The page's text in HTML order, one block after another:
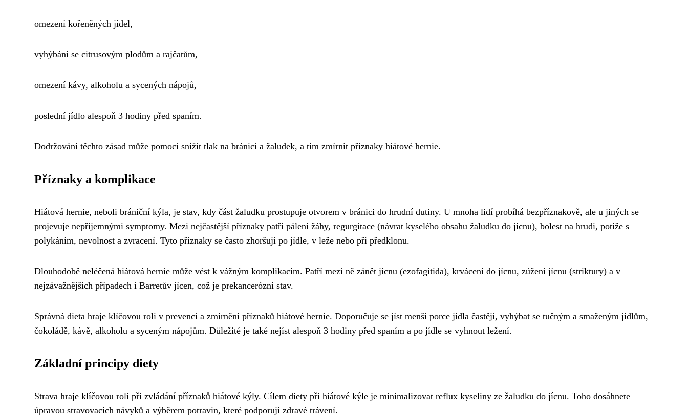
omezení kořeněných jídel,
vyhýbání se citrusovým plodům a rajčatům,
omezení kávy, alkoholu a sycených nápojů,
poslední jídlo alespoň 3 hodiny před spaním.
Dodržování těchto zásad může pomoci snížit tlak na bránici a žaludek, a tím zmírnit příznaky hiátové hernie.
Příznaky a komplikace
Hiátová hernie, neboli brániční kýla, je stav, kdy část žaludku prostupuje otvorem v bránici do hrudní dutiny. U mnoha lidí probíhá bezpříznakově, ale u jiných se
projevuje nepříjemnými symptomy. Mezi nejčastější příznaky patří pálení žáhy, regurgitace (návrat kyselého obsahu žaludku do jícnu), bolest na hrudi, potíže s
polykáním, nevolnost a zvracení. Tyto příznaky se často zhoršují po jídle, v leže nebo při předklonu.
Dlouhodobě neléčená hiátová hernie může vést k vážným komplikacím. Patří mezi ně zánět jícnu (ezofagitida), krvácení do jícnu, zúžení jícnu (striktury) a v
nejzávažnějších případech i Barretův jícen, což je prekancerózní stav.
Správná dieta hraje klíčovou roli v prevenci a zmírnění příznaků hiátové hernie. Doporučuje se jíst menší porce jídla častěji, vyhýbat se tučným a smaženým jídlům,
čokoládě, kávě, alkoholu a syceným nápojům. Důležité je také nejíst alespoň 3 hodiny před spaním a po jídle se vyhnout ležení.
Základní principy diety
Strava hraje klíčovou roli při zvládání příznaků hiátové kýly. Cílem diety při hiátové kýle je minimalizovat reflux kyseliny ze žaludku do jícnu. Toho dosáhnete
úpravou stravovacích návyků a výběrem potravin, které podporují zdravé trávení.